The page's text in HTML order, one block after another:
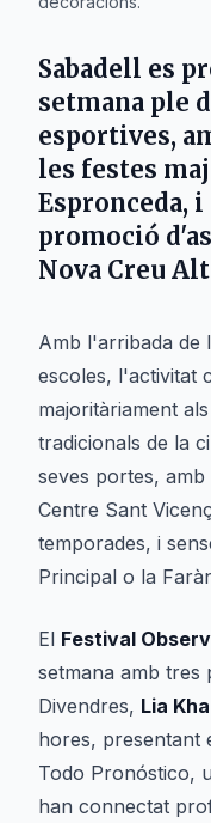
Sabadell es
setmana ple
esportives,
les festes
Espronceda,
promoció
Nova Creu
Amb l'arribada de
escoles, l'activitat
majoritàriament
tradicionals de la
seves portes,
Centre Sant
temporades, i
Principal o la
El Festival
setmana amb tres
Divendres, Lia
hores, presentant
Todo Pronóstico,
han connectat